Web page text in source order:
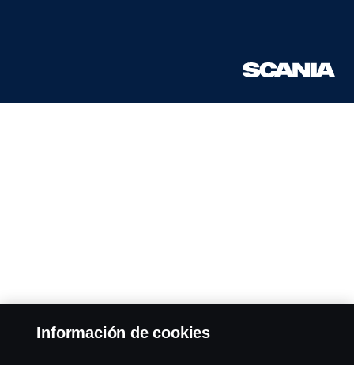
Información de cookies